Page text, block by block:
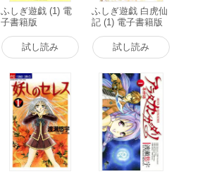
ふしぎ遊戯 (1) 電
子書籍版
試し読み
ふしぎ遊戯 白虎仙
記 (1) 電子書籍版
試し読み